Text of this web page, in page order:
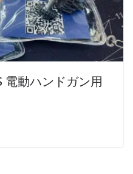
電動ハンドガン用